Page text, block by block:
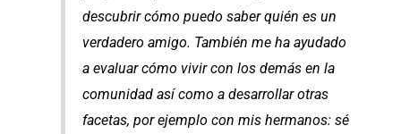
descubrir cómo puedo saber quién es un
verdadero amigo. También me ha ayudado
a evaluar cómo vivir con los demás en la
comunidad así como a desarrollar otras
facetas, por ejemplo con mis hermanos: sé